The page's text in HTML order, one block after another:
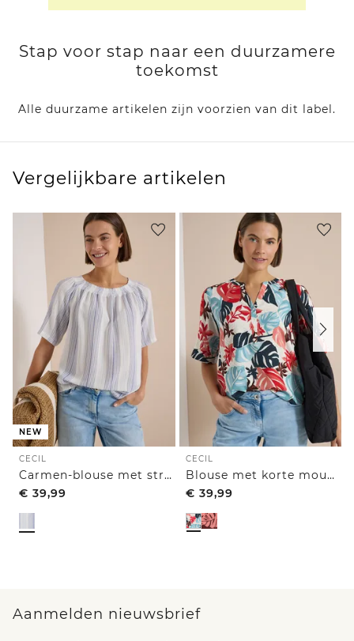
Stap voor stap naar een duurzamere
toekomst
Alle duurzame artikelen zijn voorzien van dit label.
Vergelijkbare artikelen
NEW
CECIL
Carmen-blouse met streepjespatroon
€ 39,99
CECIL
Blouse met korte mouwen en gespleten hals
€ 39,99
Aanmelden nieuwsbrief